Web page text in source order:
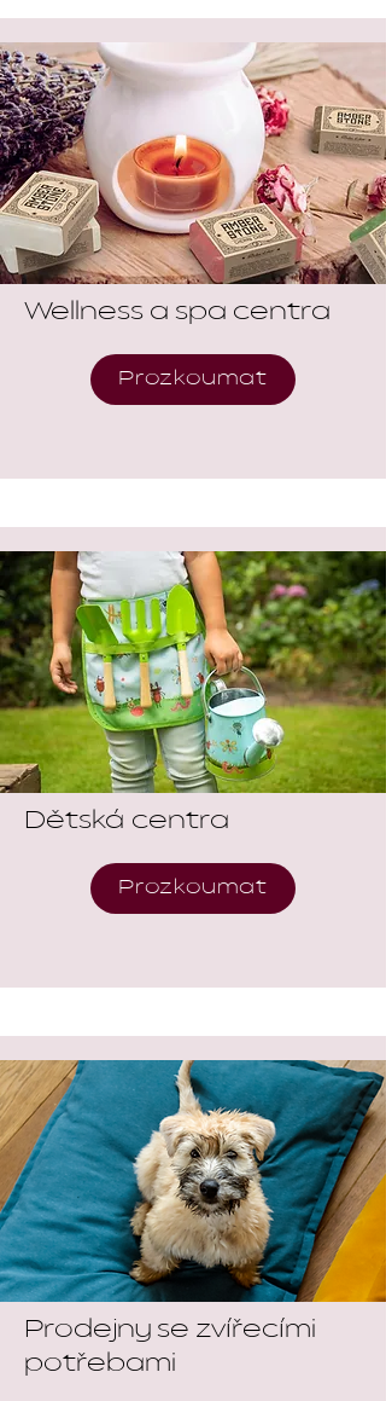
Wellness a spa centra
Prozkoumat
Dětská centra
Prozkoumat
Prodejny se zvířecími
potřebami